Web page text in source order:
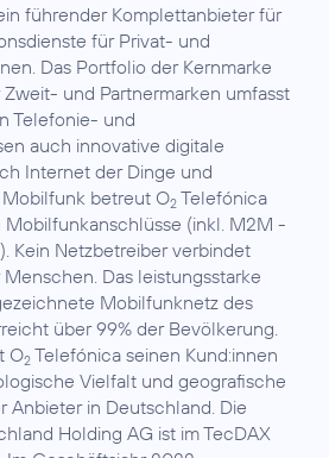
führender Komplettanbieter für
für Privat- und
Das Portfolio der Kernmarke
und Partnermarken umfasst
Telefonie- und
auch innovative digitale
Internet der Dinge und
Mobilfunk betreut O2 Telefónica
(inkl. M2M -
Kein Netzbetreiber verbindet
Das leistungsstarke
Mobilfunknetz des
über 99% der Bevölkerung.
O2 Telefónica seinen Kund:innen
Vielfalt und geografische
Anbieter in Deutschland. Die
Holding AG ist im TecDAX